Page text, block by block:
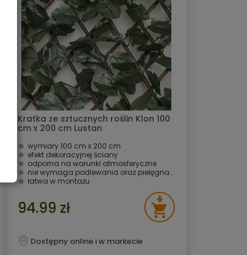
Kratka ze sztucznych roślin Klon 100
cm x 200 cm Lustan
wymiary 100 cm x 200 cm
efekt dekoracyjnej ściany
odporna na warunki atmosferyczne
nie wymaga podlewania oraz pielęgnacji
łatwa w montażu
94.99 zł
Dostępny online i w markecie